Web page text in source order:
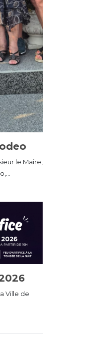
le Maire,
Ville de